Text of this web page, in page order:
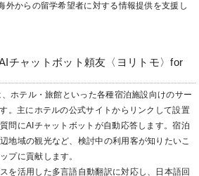
外からの留学希望者に対する情報提供を支援し
チャットボット頼友〈ヨリトモ〉for
ホテル・旅館といった各種宿泊施設向けのサー
。主にホテルの公式サイトからリンクして設置
問にAIチャットボットが自動応答します。宿泊
地域の観光など、検討中の利用客が知りたいこ
プに貢献します。
を活用した多言語自動翻訳に対応し、日本語回